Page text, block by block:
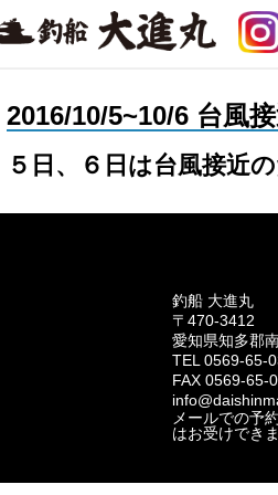
2016/10/5~10/6 台風
５日、６日は台風接近
釣船 大進丸
〒470-3412
愛知県知多郡
TEL 0569-65-
FAX 0569-65-
メールでの予
はお受けでき